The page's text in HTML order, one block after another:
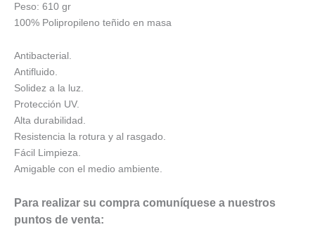
Peso: 610 gr
100% Polipropileno teñido en masa
Antibacterial.
Antifluido.
Solidez a la luz.
Protección UV.
Alta durabilidad.
Resistencia la rotura y al rasgado.
Fácil Limpieza.
Amigable con el medio ambiente.
Para realizar su compra comuníquese a nuestros
puntos de venta: